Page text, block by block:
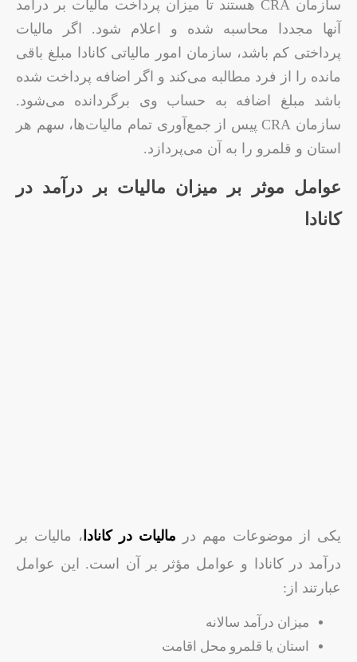
سازمان CRA هستند تا میزان پرداخت مالیات بر درآمد
آنها مجددا محاسبه شده و اعلام شود. اگر مالیات
پرداختی کم باشد، سازمان امور مالیاتی کانادا مبلغ باقی
مانده را از فرد مطالبه می‌کند و اگر اضافه پرداخت شده
باشد مبلغ اضافه به حساب وی برگردانده می‌شود.
سازمان CRA پیس از جمع‌آوری تمام مالیات‌ها، سهم هر
استان و قلمرو را به آن می‌پردازد.
عوامل موثر بر میزان مالیات بر درآمد در
کانادا
یکی از موضوعات مهم در مالیات در کانادا ، مالیات بر
درآمد در کانادا و عوامل مؤثر بر آن است. این عوامل
عبارتند از:
میزان درآمد سالانه
استان یا قلمرو محل اقامت